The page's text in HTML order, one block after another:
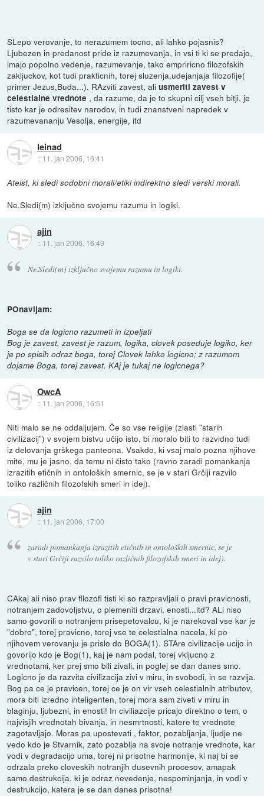
SLepo verovanje, to nerazumem tocno, ali lahko pojasnis?
Ljubezen in predanost pride iz razumevanja, in vsi ti ki se predajo,
imajo popolno vedenje, razumevanje, tako empriricno filozofskih
zakljuckov, kot tudi prakticnih, torej sluzenja,udejanjaja filozofije(
primer Jezus,Buda...). RAzviti zavest, aliusmeriti zavest v
celestialne vrednote , da razume, da je to skupni cilj vseh bitji, je
tisto kar je odresitev narodov, in tudi znanstveni napredek v
razumevananju Vesolja, energije, itd
leinad
:: 11. jan 2006, 16:41
Ateist, ki sledi sodobni morali/etiki indirektno sledi verski morali.
Ne.Sledi(m) izključno svojemu razumu in logiki.
ajin
:: 11. jan 2006, 16:49
Ne.Sledi(m) izključno svojemu razumu in logiki.
POnavljam:
Boga se da logicno razumeti in izpeljati
Bog je zavest, zavest je razum, logika, clovek poseduje logiko, ker
je po spisih odraz boga, torej Clovek lahko logicno; z razumom
dojame Boga, torej zavest. KAj je tukaj ne logicnega?
OwcA
:: 11. jan 2006, 16:51
Niti malo se ne oddaljujem. Če so vse religije (zlasti "starih
civilizacij") v svojem bistvu učijo isto, bi moralo biti to razvidno tudi
iz delovanja grškega panteona. Vsakdo, ki vsaj malo pozna njihove
mite, mu je jasno, da temu ni čisto tako (ravno zaradi pomankanja
izrazitih etičnih in ontoloških smernic, se je v stari Grčiji razvilo
toliko različnih filozofskih smeri in idej).
ajin
:: 11. jan 2006, 17:00
zaradi pomankanja izrazitih etičnih in ontoloških smernic, se je
v stari Grčiji razvilo toliko različnih filozofskih smeri in idej).
CAkaj ali niso prav filozofi tisti ki so razpravljali o pravi pravicnosti,
notranjem zadovoljstvu, o plemeniti drzavi, enosti...itd? ALi niso
samo govorili o notranjem prisepetovalcu, ki je narekoval vse kar je
"dobro", torej pravicno, torej vse te celestialna nacela, ki po
njihovem verovanju je prislo do BOGA(1). STAre civilizacije ucijo in
govorijo kdo je Bog(1), kaj je nam podal, torej vkljucno z
vrednotami, ker prej smo bili zivali, in poglej se dan danes smo.
Logicno je da razvita civilizacija zivi v miru, in svobodi, in se razvija.
Bog pa ce je pravicen, torej ce je on vir vseh celestialnih atributov,
mora biti izredno inteligenten, torej mora sam ziveti v miru in
blaginju, ljubezni, in enosti! In civiliazcije pricajo direktno o tem, o
najvisjih vrednotah bivanja, in nesmrtnosti, katere te vrednote
zagotavljajo. Moras pa upostevati , faktor, pozabljanja, ljudje ne
vedo kdo je Stvarnik, zato pozablja na svoje notranje vrednote, kar
vodi v degradacijo uma, torej ni prisotne harmonije, ki naj bi se
odrzala preko cloveskih notranjih dusevnih procesov, amapak
samo destrukcija, ki je odraz nevedenje, nespominjanja, in vodi v
destrukcijo, katera je se dan danes prisotna!